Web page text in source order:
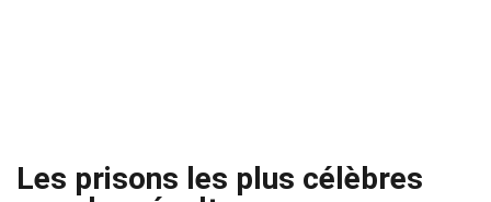
Les prisons les plus célèbres